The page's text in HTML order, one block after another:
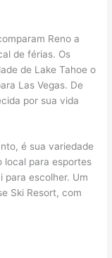
Reno a
de férias. Os
de Lake Tahoe o
Las Vegas. De
por sua vida
é sua variedade
local para esportes
para escolher. Um
Ski Resort, com